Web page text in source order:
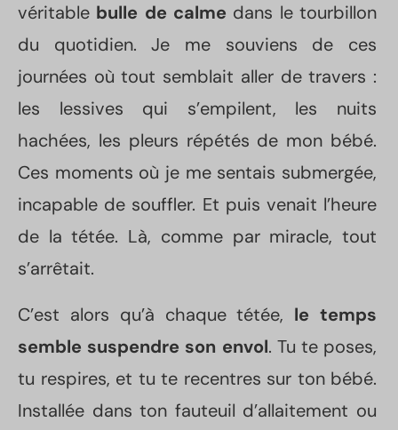
véritable bulle de calme dans le tourbillon
du quotidien. Je me souviens de ces
journées où tout semblait aller de travers :
les lessives qui s’empilent, les nuits
hachées, les pleurs répétés de mon bébé.
Ces moments où je me sentais submergée,
incapable de souffler. Et puis venait l’heure
de la tétée. Là, comme par miracle, tout
s’arrêtait.
C’est alors qu’à chaque tétée, le temps
semble suspendre son envol. Tu te poses,
tu respires, et tu te recentres sur ton bébé.
Installée dans ton fauteuil d’allaitement ou